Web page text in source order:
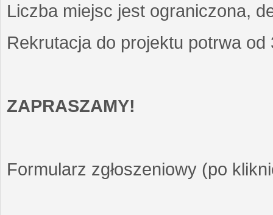
Liczba miejsc jest ograniczona,
Rekrutacja do projektu potrwa
ZAPRASZAMY!
Formularz zgłoszeniowy (po